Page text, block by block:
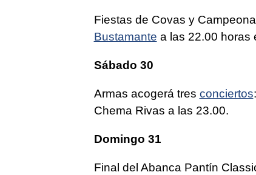
Fiestas de Covas y
Bustamante a las 22.00 horas
Sábado 30
Armas acogerá tres conciertos
Chema Rivas a las 23.00.
Domingo 31
Final del Abanca Pantín